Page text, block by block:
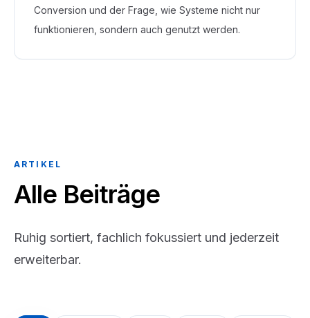
Conversion und der Frage, wie Systeme nicht nur
funktionieren, sondern auch genutzt werden.
ARTIKEL
Alle Beiträge
Ruhig sortiert, fachlich fokussiert und jederzeit
erweiterbar.